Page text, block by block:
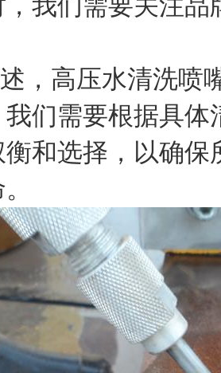
，高压水清洗喷
们需要根据具
和选择，以确